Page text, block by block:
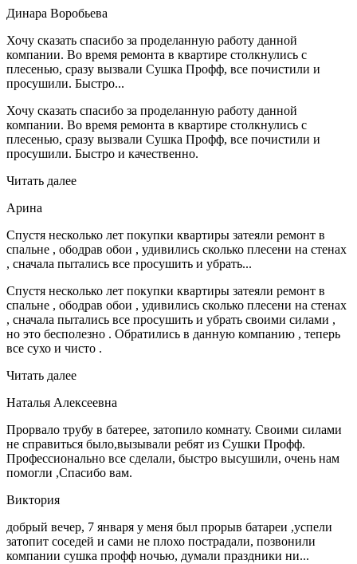
Динара Воробьева
Хочу сказать спасибо за проделанную работу данной
компании. Во время ремонта в квартире столкнулись с
плесенью, сразу вызвали Сушка Профф, все почистили и
просушили. Быстро...
Хочу сказать спасибо за проделанную работу данной
компании. Во время ремонта в квартире столкнулись с
плесенью, сразу вызвали Сушка Профф, все почистили и
просушили. Быстро и качественно.
Читать далее
Арина
Спустя несколько лет покупки квартиры затеяли ремонт в
спальне , ободрав обои , удивились сколько плесени на стенах
, сначала пытались все просушить и убрать...
Спустя несколько лет покупки квартиры затеяли ремонт в
спальне , ободрав обои , удивились сколько плесени на стенах
, сначала пытались все просушить и убрать своими силами ,
но это бесполезно . Обратились в данную компанию , теперь
все сухо и чисто .
Читать далее
Наталья Алексеевна
Прорвало трубу в батерее, затопило комнату. Своими силами
не справиться было,вызывали ребят из Сушки Профф.
Профессионально все сделали, быстро высушили, очень нам
помогли ,Спасибо вам.
Виктория
добрый вечер, 7 января у меня был прорыв батареи ,успели
затопит соседей и сами не плохо пострадали, позвонили
компании сушка профф ночью, думали праздники ни...